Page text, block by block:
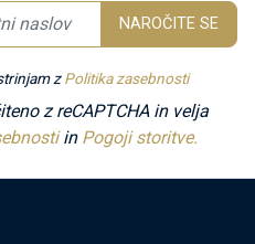
NAROČITE SE
zPolitika zasebnosti
z reCAPTCHA in velja
in Pogoji storitve.